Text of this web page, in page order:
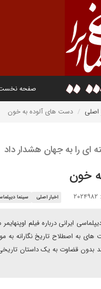
صفحه
اصلی دست های آلوده به خون
ای را به جهان هشدار داد
خون
اخبار اصلی سینما
ایرانی درباره فیلم
های به اصطلاح تاریخ نگارانه
بدون قضاوت به یک داستان